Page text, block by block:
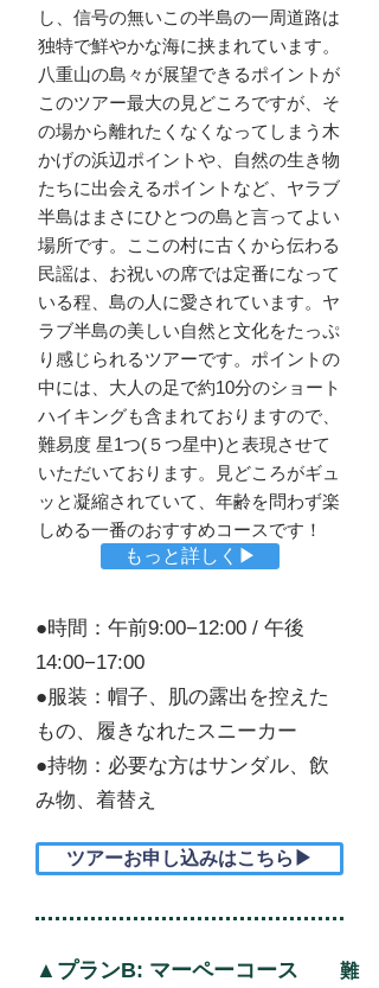
し、信号の無いこの半島の一周道路は
独特で鮮やかな海に挟まれています。
八重山の島々が展望できるポイントが
このツアー最大の見どころですが、そ
の場から離れたくなくなってしまう木
かげの浜辺ポイントや、自然の生き物
たちに出会えるポイントなど、ヤラブ
半島はまさにひとつの島と言ってよい
場所です。ここの村に古くから伝わる
民謡は、お祝いの席では定番になって
いる程、島の人に愛されています。ヤ
ラブ半島の美しい自然と文化をたっぷ
り感じられるツアーです。ポイントの
中には、大人の足で約10分のショート
ハイキングも含まれておりますので、
難易度 星1つ(５つ星中)と表現させて
いただいております。見どころがギュ
ッと凝縮されていて、年齢を問わず楽
しめる一番のおすすめコースです！
もっと詳しく▶
●時間：午前9:00−12:00 / 午後
14:00−17:00
●服装：帽子、肌の露出を控えた
もの、履きなれたスニーカー
●持物：必要な方はサンダル、飲
み物、着替え
ツアーお申し込みはこちら▶
▲プランB: マーペーコース
難